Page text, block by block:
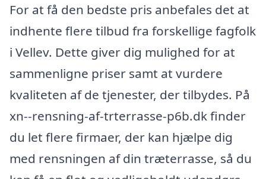
For at få den bedste pris anbefales det at
indhente flere tilbud fra forskellige fagfolk
i Vellev. Dette giver dig mulighed for at
sammenligne priser samt at vurdere
kvaliteten af de tjenester, der tilbydes. På
xn--rensning-af-trterrasse-p6b.dk finder
du let flere firmaer, der kan hjælpe dig
med rensningen af din træterrasse, så du